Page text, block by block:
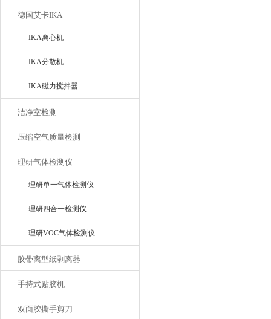
德国艾卡IKA
IKA离心机
IKA分散机
IKA磁力搅拌器
洁净室检测
压缩空气质量检测
理研气体检测仪
理研单一气体检测仪
理研四合一检测仪
理研VOC气体检测仪
胶带离型纸剥离器
手持式贴胶机
双面胶撕手剪刀